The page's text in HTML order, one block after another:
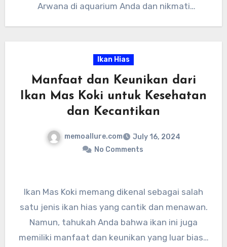
Arwana di aquarium Anda dan nikmati
Ikan Hias
Manfaat dan Keunikan dari
Ikan Mas Koki untuk Kesehatan
dan Kecantikan
memoallure.com
July 16, 2024
No Comments
Ikan Mas Koki memang dikenal sebagai salah
satu jenis ikan hias yang cantik dan menawan.
Namun, tahukah Anda bahwa ikan ini juga
memiliki manfaat dan keunikan yang luar biasa